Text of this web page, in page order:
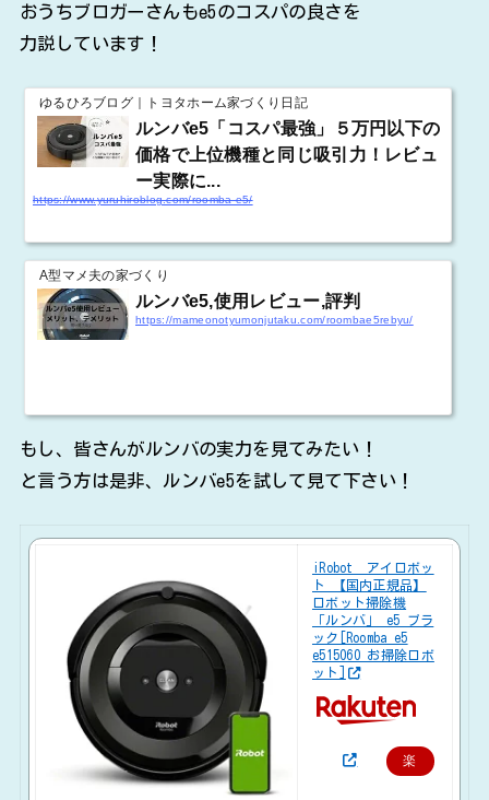
おうちブロガーさんもe5のコスパの良さを
力説しています！
ゆるひろブログ｜トヨタホーム家づくり日記
ルンバe5「コスパ最強」５万円以下の
価格で上位機種と同じ吸引力！レビュ
ー実際に...
https://www.yuruhiroblog.com/roomba-e5/
A型マメ夫の家づくり
ルンバe5,使用レビュー,評判
https://mameonotyumonjutaku.com/roombae5rebyu/
もし、皆さんがルンバの実力を見てみたい！
と言う方は是非、ルンバe5を試して見て下さい！
iRobot アイロボッ
ト 【国内正規品】
ロボット掃除機
「ルンバ」 e5 ブラ
ック[Roomba e5
e515060 お掃除ロボ
ット]
楽